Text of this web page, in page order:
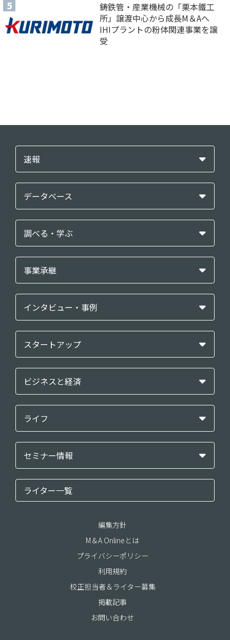
鋳鉄管・産業機械の「栗本鐵工
所」譲渡中心から成長M＆Aへ
IHIプラントの粉体関連事業を譲
受
速報
データベース
調べる・学ぶ
事業承継
インタビュー・事例
スタートアップ
ビジネスと経済
ライフ
セミナー情報
ライター一覧
編集方針
M＆A Onlineとは
プライバシーポリシー
利用規約
校正担当者＆ライター募集
掲載記事
お問い合わせ